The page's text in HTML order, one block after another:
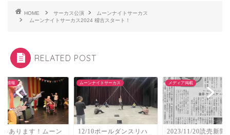
HOME サーカス公演
ムーンナイトサーカス
ムーンナイトサーカス2024 稽古スタート！
RELATED POST
ト情報
券あります！ムーン
ムーンナイトサーカス
12/10ポールダンスリハ
メディア掲載
2023/11/20読売新